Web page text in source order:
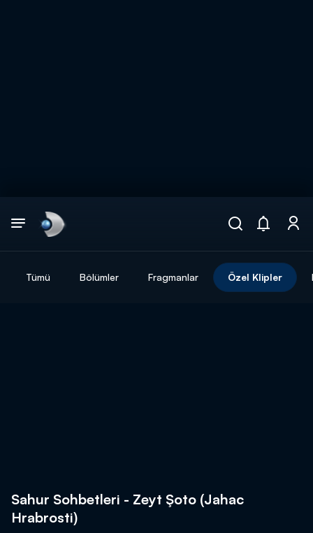
Tümü Bölümler Fragmanlar Özel Klipler
Sahur Sohbetleri - Zeyt Şoto (Jahac
Hrabrosti)